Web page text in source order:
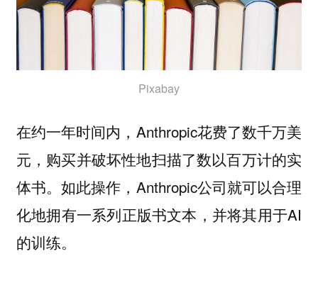
Pixabay
在约一年时间内，Anthropic花费了数千万美
元， 购买并破坏性地扫描了数以百万计的实
体书。如此操作，Anthropic公司就可以合理
化地拥有一系列正版书文本，并将其用于AI
的训练。